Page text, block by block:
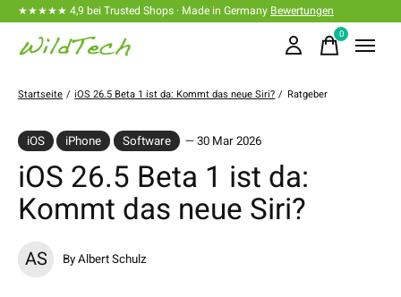
★★★★★ 4,9 bei Trusted Shops · Made in Germany Bewertungen
0items
Startseite / iOS 26.5 Beta 1 ist da: Kommt das neue Siri? / Ratgeber
iOS iPhone Software — 30 Mar 2026
iOS 26.5 Beta 1 ist da:
Kommt das neue Siri?
AS By Albert Schulz